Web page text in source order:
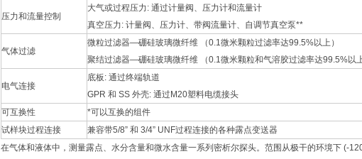
压力和流量控制
大气或过程压力: 通过计量阀、压力计和流量计
真空压力: 计量阀、压力计、带阀流量计、自调节真空泵**
气体过滤
微粒过滤器—硼硅玻璃微纤维 （0.1微米颗粒过滤率达99.5%以上）
聚结过滤器—硼硅玻璃微纤维 （0.1微米颗粒和气溶胶过滤率达99.5%以上
电气连接
底板: 通过终端轨道
GPR 和 SS 外壳: 通过M20塑料电缆接头
可互换性
*可以互换的组件
试样块过程连接
兼容带5/8” 和 3/4” UNF过程连接的各种露点变送器
在气体和液体中，测量露点、水分含量和微水含量一系列密析尔探头。范围从极干的环境下 (-